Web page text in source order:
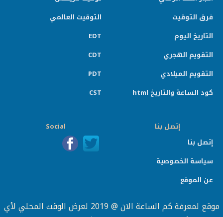
فرق التوقيت
التاريخ اليوم
التقويم الهجري
التقويم الميلادي
كود الساعة والتاريخ html
التوقيت العالمي
EDT
CDT
PDT
CST
إتصل بنا
إتصل بنا
سياسة الخصوصية
عن الموقع
Social
موقع لمعرفة كم الساعة الان @ 2019 لعرض الوقت المحلي لأي